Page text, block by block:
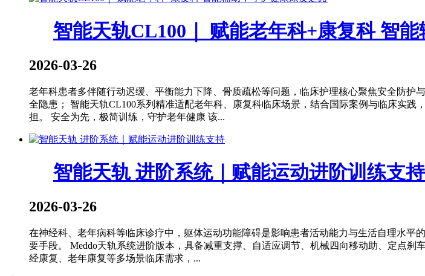
智能天轨CL100｜ 赋能老年科+康复科 智
2026-03-26
老年科患者多伴随行动迟缓、平衡能力下降、骨质疏松等问题，临床护理核心聚焦安全防
全隐患； 智能天轨CL100系列精准适配老年科、康复科临床场景，结合国际案例与临床实
担。 安全为先，极简训练，守护老年健康 该...
智能天轨 进阶系统｜赋能运动进阶训练支持
2026-03-26
在神经科、老年病科等临床诊疗中，躯体运动功能障碍是影响患者活动能力与生活自理水
要手段。 Meddo天轨系统进阶版本，具备减重支撑、自适应调节、机械四向移动助、定点
经康复、老年康复等多场景临床需求，...